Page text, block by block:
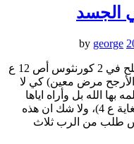
نعمة
الله
لنا
george
نرى بولس الرسول يستخدم هذا المصطلح في 2 كورنثوس أص 12 ع
الأرجح مرض معين) كي لا
بها الله بل وأراه اياها
(انظر أص 12 المذكور، من العدد الأول لغاية ع 4)، ولا شك ان هذه
طلب من الرب ثلاث